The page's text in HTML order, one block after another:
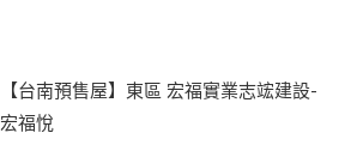
【台南預售屋】東區 宏福實業志竤建設-
宏福悅